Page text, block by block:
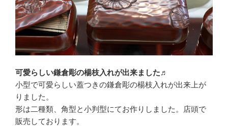
可愛らしい鎌倉彫の楊枝入れが出来ました♬
小型で可愛らしい蓋つきの鎌倉彫の楊枝入れが出来上が
りました。
形は二種類、角型と小判型にてお作りしました。店頭で
販売しております。